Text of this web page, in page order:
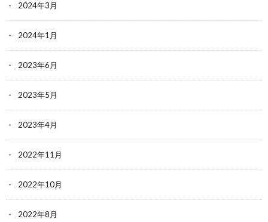
2024年3月
2024年1月
2023年6月
2023年5月
2023年4月
2022年11月
2022年10月
2022年8月